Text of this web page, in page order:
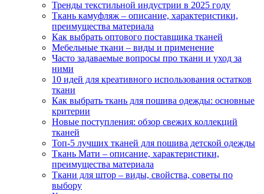
Тренды текстильной индустрии в 2025 году
Ткань камуфляж – описание, характеристики,
преимущества материала
Как выбрать оптового поставщика тканей
Мебельные ткани – виды и применение
Часто задаваемые вопросы про ткани и уход за
ними
10 идей для креативного использования остатков
ткани
Как выбрать ткань для пошива одежды: основные
критерии
Новые поступления: обзор свежих коллекций
тканей
Топ-5 лучших тканей для пошива детской одежды
Ткань Мати – описание, характеристики,
преимущества материала
Ткани для штор – виды, свойства, советы по
выбору